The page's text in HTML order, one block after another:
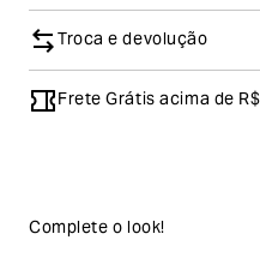
Troca e devolução
Troca
escolher a modalidade
Frete Grátis acima de
Complete o look!